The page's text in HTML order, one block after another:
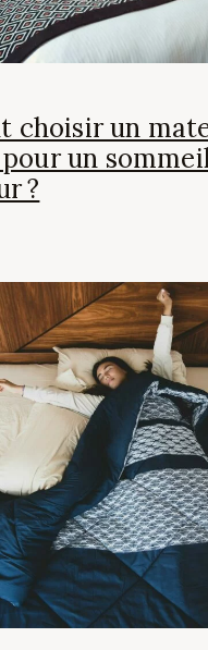
choisir un
un
?